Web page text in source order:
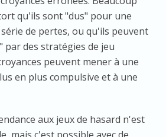
qu'ils sont "dus" pour une
de pertes, ou qu'ils peuvent
par des stratégies de jeu
peuvent mener à une
en plus compulsive et à une
aux jeux de hasard n'est